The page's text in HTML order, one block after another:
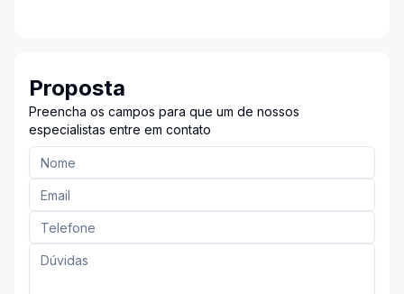
Proposta
Preencha os campos para que um de nossos
especialistas entre em contato